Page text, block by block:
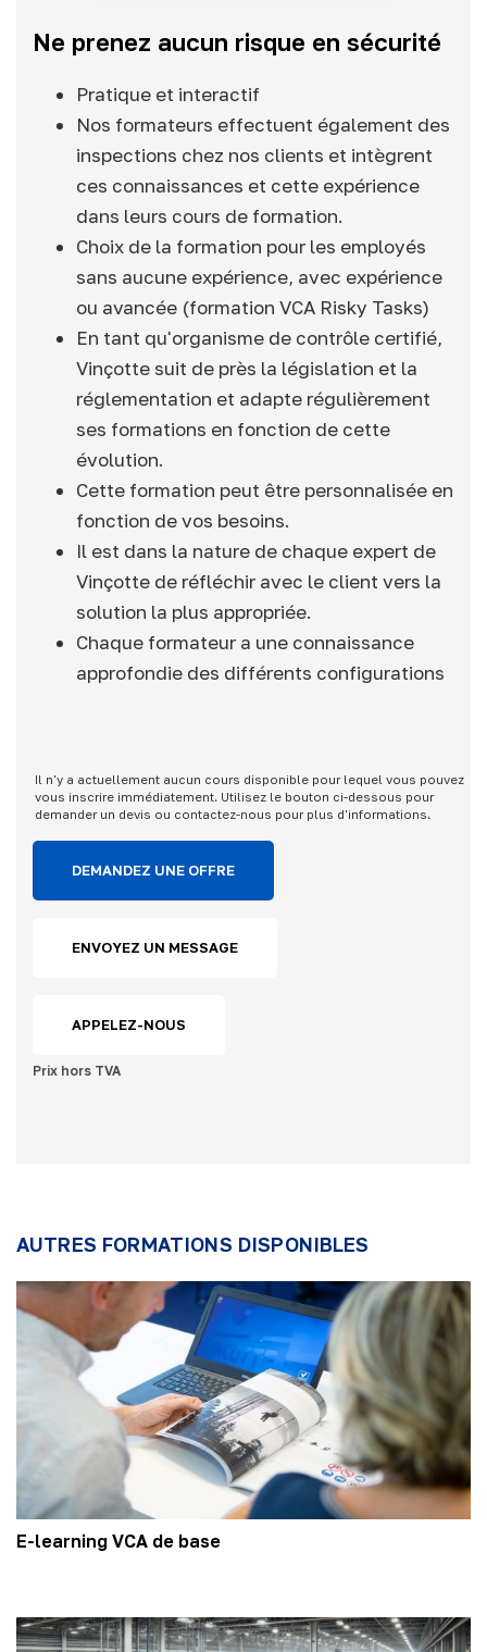
Ne prenez aucun risque en sécurité
Pratique et interactif
Nos formateurs effectuent également des
inspections chez nos clients et intègrent
ces connaissances et cette expérience
dans leurs cours de formation.
Choix de la formation pour les employés
sans aucune expérience, avec expérience
ou avancée (formation VCA Risky Tasks)
En tant qu'organisme de contrôle certifié,
Vinçotte suit de près la législation et la
réglementation et adapte régulièrement
ses formations en fonction de cette
évolution.
Cette formation peut être personnalisée en
fonction de vos besoins.
Il est dans la nature de chaque expert de
Vinçotte de réfléchir avec le client vers la
solution la plus appropriée.
Chaque formateur a une connaissance
approfondie des différents configurations
Il n'y a actuellement aucun cours disponible pour lequel vous pouvez
vous inscrire immédiatement. Utilisez le bouton ci-dessous pour
demander un devis ou contactez-nous pour plus d'informations.
DEMANDEZ UNE OFFRE
ENVOYEZ UN MESSAGE
APPELEZ-NOUS
Prix hors TVA
AUTRES FORMATIONS DISPONIBLES
E-learning VCA de base